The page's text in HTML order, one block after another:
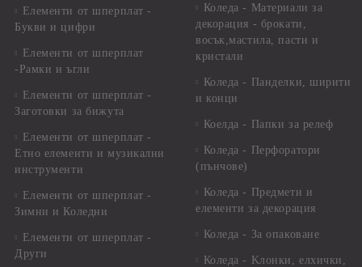
Елементи от шперплат -
Букви и цифри
Елементи от шперплат
-Рамки и ъгли
Елементи от шперплат -
Заготовки за бижута
Елементи от шперплат -
Етно елементи и музикални
инструменти
Елементи от шперплат -
Зимни и Коледни
Елементи от шперплат -
Други
Коледа - Материали за
декорация - брокати,
восък,мастила, пасти и
кристали
Коледа - Панделки, ширити
и конци
Коелда - Папки за релеф
Коледа - Перфоратори
(пънчове)
Коледа - Предмети и
елементи за декорация
Коледа - За опаковане
Коледа - Kлонки, елхички,